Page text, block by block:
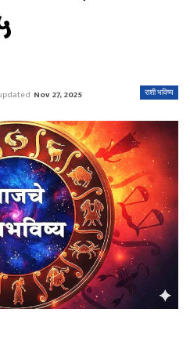
राशी भविष्य
Nov 27, 2025